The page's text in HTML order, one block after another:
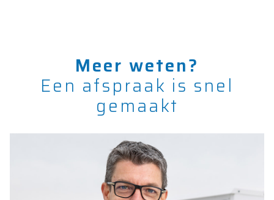
Meer weten?
Een afspraak is snel
gemaakt